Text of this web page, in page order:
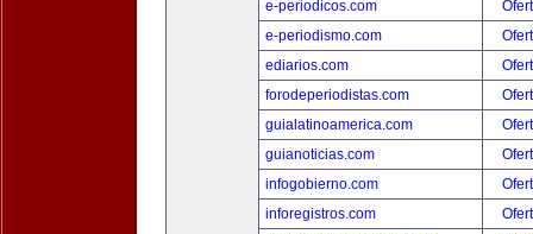
e-periodicos.com
e-periodismo.com
ediarios.com
forodeperiodistas.com
guialatinoamerica.com
guianoticias.com
infogobierno.com
inforegistros.com